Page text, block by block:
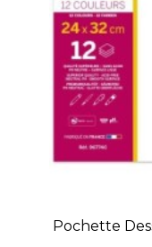
Pochette